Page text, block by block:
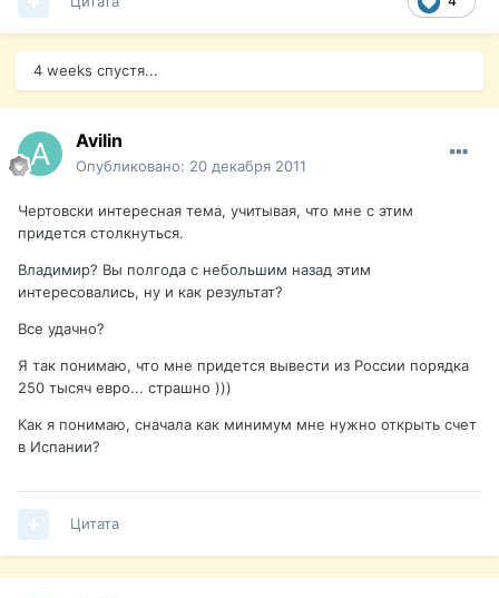
4 weeks спустя...
Avilin
Опубликовано: 20 декабря 2011
Чертовски интересная тема, учитывая, что мне с этим
придется столкнуться.
Владимир? Вы полгода с небольшим назад этим
интересовались, ну и как результат?
Все удачно?
Я так понимаю, что мне придется вывести из России порядка
250 тысяч евро... страшно )))
Как я понимаю, сначала как минимум мне нужно открыть счет
в Испании?
Цитата